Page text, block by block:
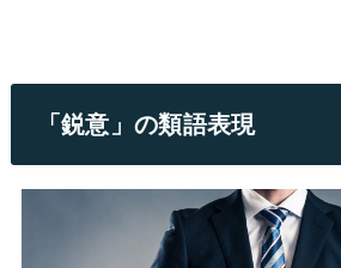
「鋭意」の類語表現